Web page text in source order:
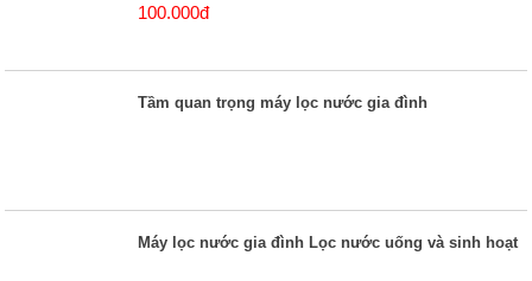
100.000đ
Tầm quan trọng máy lọc nước gia đình
Máy lọc nước gia đình Lọc nước uống và sinh hoạt